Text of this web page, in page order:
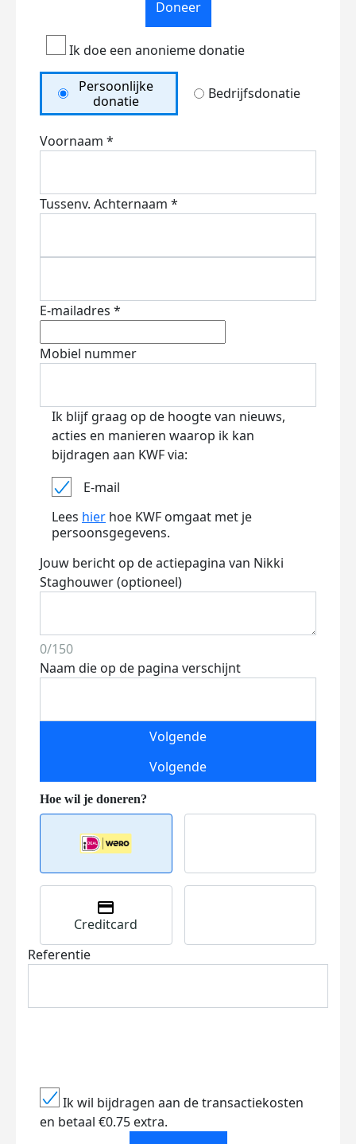
Doneer
Ik doe een anonieme donatie
Persoonlijke
donatie
Bedrijfsdonatie
Voornaam *
Tussenv. Achternaam *
E-mailadres *
Mobiel nummer
Ik blijf graag op de hoogte van nieuws,
acties en manieren waarop ik kan
bijdragen aan KWF via:
E-mail
Lees hier hoe KWF omgaat met je
persoonsgegevens.
Jouw bericht op de actiepagina van Nikki
Staghouwer (optioneel)
0/150
Naam die op de pagina verschijnt
Volgende
Volgende
Creditcard
Referentie
Ik wil bijdragen aan de transactiekosten
en betaal €0.75 extra.